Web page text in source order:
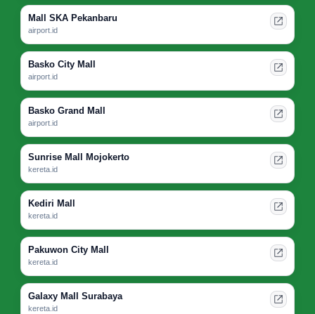
Mall SKA Pekanbaru
airport.id
Basko City Mall
airport.id
Basko Grand Mall
airport.id
Sunrise Mall Mojokerto
kereta.id
Kediri Mall
kereta.id
Pakuwon City Mall
kereta.id
Galaxy Mall Surabaya
kereta.id